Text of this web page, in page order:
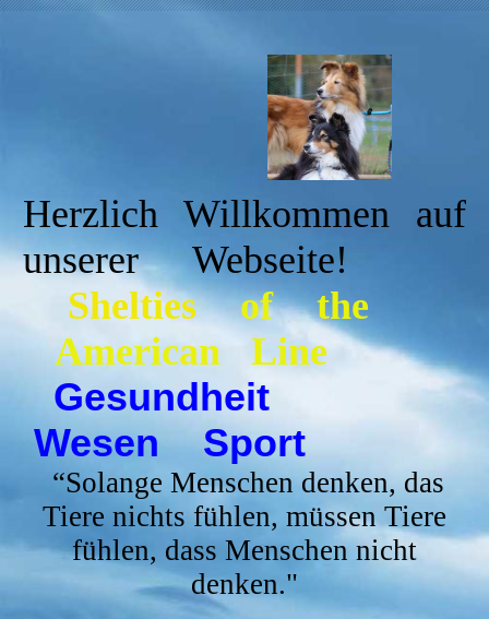
Herzlich Willkommen auf
unserer Webseite!
Sheltiesof the
American Line
Gesundheit
Wesen Sport
“Solange Menschen denken, das
Tiere nichts fühlen, müssen Tiere
fühlen, dass Menschen nicht
denken."